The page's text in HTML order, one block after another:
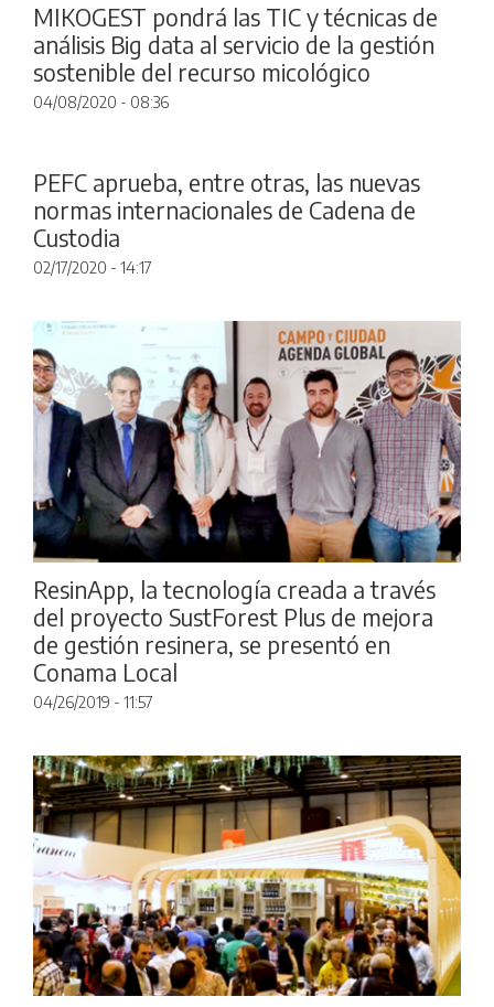
MIKOGEST pondrá las TIC y técnicas de
análisis Big data al servicio de la gestión
sostenible del recurso micológico
04/08/2020 - 08:36
PEFC aprueba, entre otras, las nuevas
normas internacionales de Cadena de
Custodia
02/17/2020 - 14:17
ResinApp, la tecnología creada a través
del proyecto SustForest Plus de mejora
de gestión resinera, se presentó en
Conama Local
04/26/2019 - 11:57